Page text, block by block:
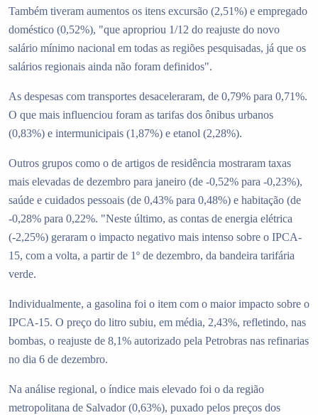
Também tiveram aumentos os itens excursão (2,51%) e empregado
doméstico (0,52%), "que apropriou 1/12 do reajuste do novo
salário mínimo nacional em todas as regiões pesquisadas, já que os
salários regionais ainda não foram definidos".
As despesas com transportes desaceleraram, de 0,79% para 0,71%.
O que mais influenciou foram as tarifas dos ônibus urbanos
(0,83%) e intermunicipais (1,87%) e etanol (2,28%).
Outros grupos como o de artigos de residência mostraram taxas
mais elevadas de dezembro para janeiro (de -0,52% para -0,23%),
saúde e cuidados pessoais (de 0,43% para 0,48%) e habitação (de
-0,28% para 0,22%. "Neste último, as contas de energia elétrica
(-2,25%) geraram o impacto negativo mais intenso sobre o IPCA-
15, com a volta, a partir de 1º de dezembro, da bandeira tarifária
verde.
Individualmente, a gasolina foi o item com o maior impacto sobre o
IPCA-15. O preço do litro subiu, em média, 2,43%, refletindo, nas
bombas, o reajuste de 8,1% autorizado pela Petrobras nas refinarias
no dia 6 de dezembro.
Na análise regional, o índice mais elevado foi o da região
metropolitana de Salvador (0,63%), puxado pelos preços dos